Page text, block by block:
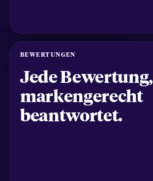
BEWERTUNGEN
Jede Bewertung,
markengerecht
beantwortet.